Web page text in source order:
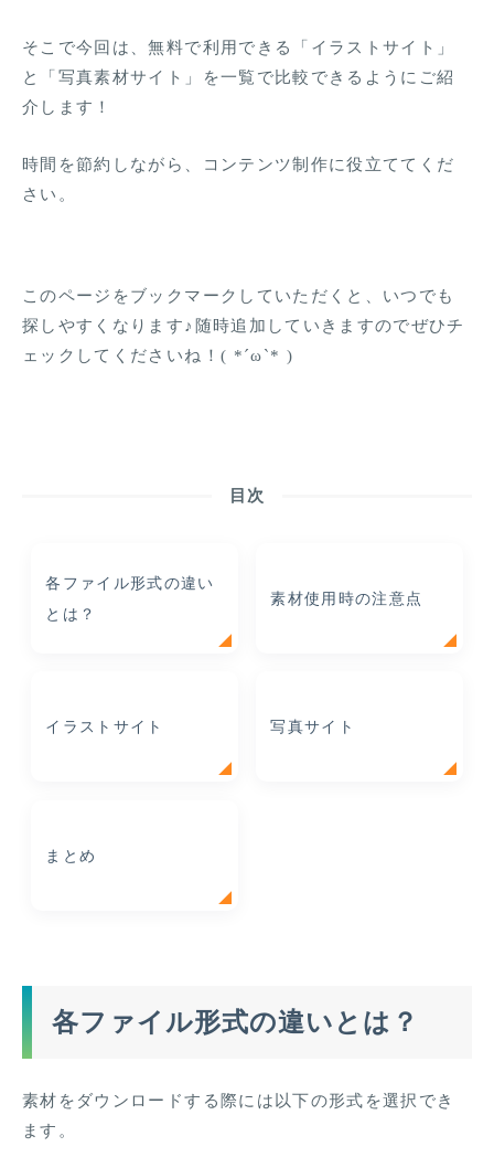
そこで今回は、無料で利用できる「イラストサイト」
と「写真素材サイト」を一覧で比較できるようにご紹
介します！
時間を節約しながら、コンテンツ制作に役立ててくだ
さい。
このページをブックマークしていただくと、いつでも
探しやすくなります♪随時追加していきますのでぜひチ
ェックしてくださいね！( *´ω`* )
目次
各ファイル形式の違い
とは？
素材使用時の注意点
イラストサイト 写真サイト
まとめ
各ファイル形式の違いとは？
素材をダウンロードする際には以下の形式を選択でき
ます。